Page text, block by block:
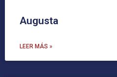
Augusta
LEER MÁS »